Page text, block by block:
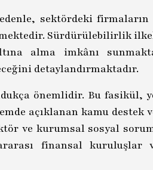
sektördeki firmaların
Sürdürülebilirlik
alma imkânı
detaylandırmaktadır.
önemlidir. Bu fasikül,
açıklanan kamu destek
ve kurumsal sosyal
finansal kuruluşlar